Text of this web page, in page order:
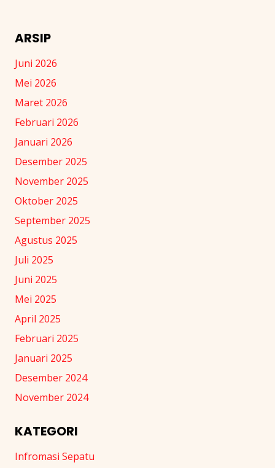
ARSIP
Juni 2026
Mei 2026
Maret 2026
Februari 2026
Januari 2026
Desember 2025
November 2025
Oktober 2025
September 2025
Agustus 2025
Juli 2025
Juni 2025
Mei 2025
April 2025
Februari 2025
Januari 2025
Desember 2024
November 2024
KATEGORI
Infromasi Sepatu